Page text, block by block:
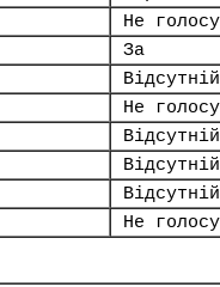
Не
За
Відсутній
Не
Відсутній
Відсутній
Відсутній
Не